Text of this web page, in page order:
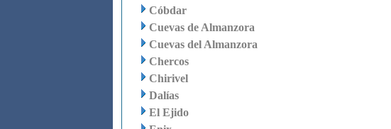
Cóbdar
Cuevas de Almanzora
Cuevas del Almanzora
Chercos
Chirivel
Dalías
El Ejido